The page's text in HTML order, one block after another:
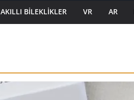
AKILLI BILEKLIKLER VR AR